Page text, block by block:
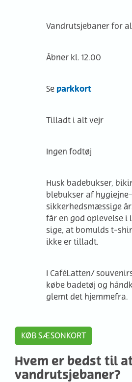
Vandrutsjebaner for
Åbner kl. 12.00
Se parkkort
Tilladt i alt vejr
Ingen fodtøj
Husk badebukser,
blebukser af
sikkerhedsmæssige
får en god oplevelse i
sige, at bomulds t-
ikke er tilladt.
I CaféLatten/
købe badetøj og
glemt det hjemmefra.
KØB SÆSONKORT
Hvem er bedst til
vandrutsjebaner?